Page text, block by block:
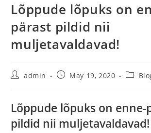
Lõppude lõpuks on
pärast pildid nii
muljetavaldavad!
admin May 19, 2020
Lõppude lõpuks on enne-
pildid nii muljetavaldavad!